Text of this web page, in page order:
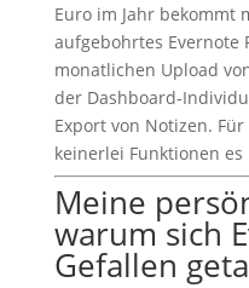
Euro im Jahr bekommt
aufgebohrtes Evernote
monatlichen Upload
der Dashboard-
Export von Notizen.
keinerlei Funktionen
Meine
warum sich
Gefallen